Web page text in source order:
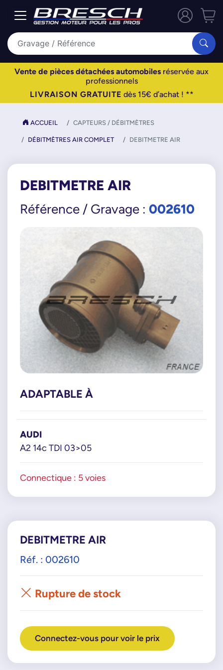
Vente de pièces détachées automobiles réservée aux
professionnels
LIVRAISON GRATUITE dès 15€ d’achat ! **
ACCUEIL CAPTEURS / DÉBITMÈTRES
DÉBITMÈTRES AIR COMPLET DEBITMETRE AIR
DEBITMETRE AIR
Référence / Gravage : 002610
ADAPTABLE À
AUDI
A2 14c TDI 03>05
Connectique : 5 voies
DEBITMETRE AIR
Réf. : 002610
Rupture de stock
Connectez-vous pour voir le prix